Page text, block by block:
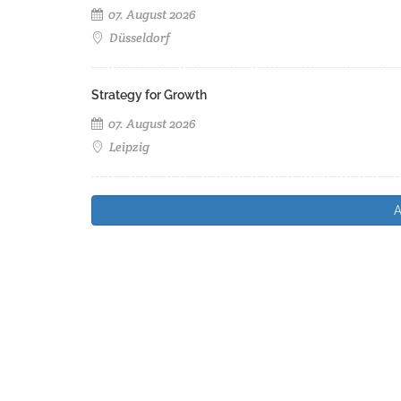
07. August 2026
Düsseldorf
Strategy for Growth
07. August 2026
Leipzig